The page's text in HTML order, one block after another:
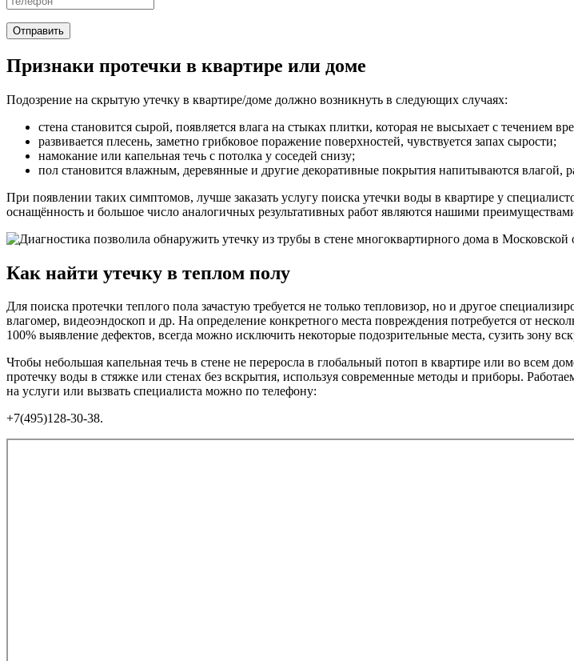
Отправить
Признаки протечки в квартире или доме
Подозрение на скрытую утечку в квартире/доме должно возникнуть в следующих случаях:
стена становится сырой, появляется влага на стыках плитки, которая не высыхает с течением
развивается плесень, заметно грибковое поражение поверхностей, чувствуется запах сырости;
намокание или капельная течь с потолка у соседей снизу;
пол становится влажным, деревянные и другие декоративные покрытия напитываются влагой,
При появлении таких симптомов, лучше заказать услугу поиска утечки воды в квартире у
оснащённость и большое число аналогичных результативных работ являются нашими
Как найти утечку в теплом полу
Для поиска протечки теплого пола зачастую требуется не только тепловизор, но и другое
влагомер, видеоэндоскоп и др. На определение конкретного места повреждения потребуется от
100% выявление дефектов, всегда можно исключить некоторые подозрительные места, сузить зону
Чтобы небольшая капельная течь в стене не переросла в глобальный потоп в квартире или во
протечку воды в стяжке или стенах без вскрытия, используя современные методы и приборы.
на услуги или вызвать специалиста можно по телефону:
+7(495)128-30-38.